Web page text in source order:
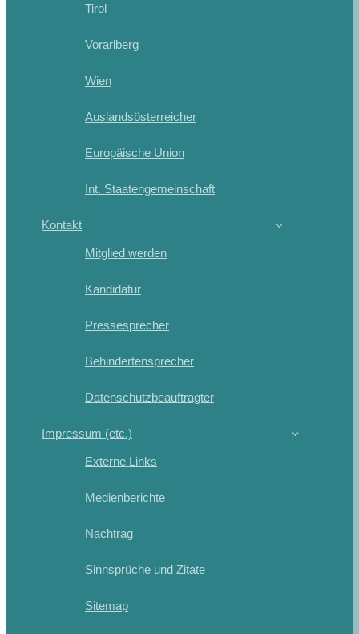
Tirol
Vorarlberg
Wien
Auslandsösterreicher
Europäische Union
Int. Staatengemeinschaft
Kontakt
Mitglied werden
Kandidatur
Pressesprecher
Behindertensprecher
Datenschutzbeauftragter
Impressum (etc.)
Externe Links
Medienberichte
Nachtrag
Sinnsprüche und Zitate
Sitemap